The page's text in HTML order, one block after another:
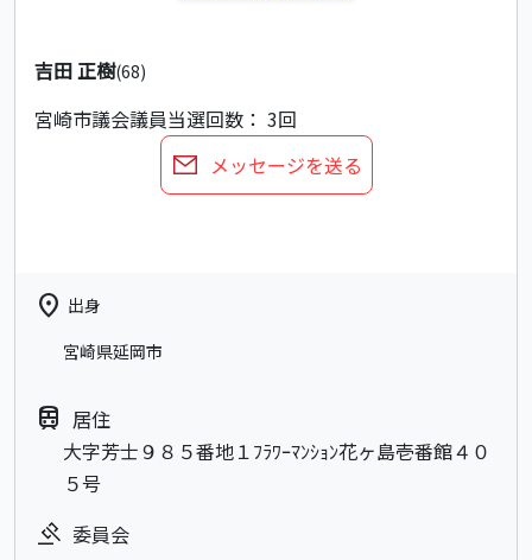
吉田 正樹(68)
宮崎市議会議員当選回数： 3回
メッセージを送る
location_on 出身
宮崎県延岡市
train 居住
大字芳士９８５番地１ﾌﾗﾜｰﾏﾝｼｮﾝ花ヶ島壱番館４０
５号
委員会